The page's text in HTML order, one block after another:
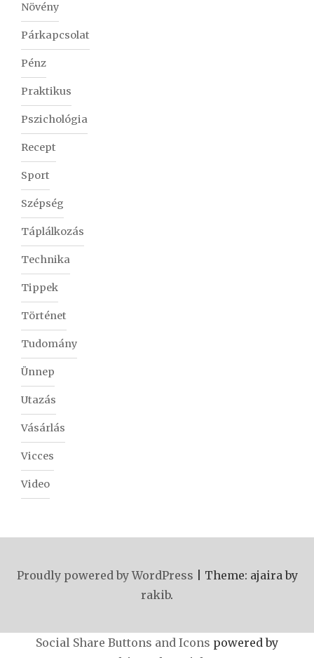
Növény
Párkapcsolat
Pénz
Praktikus
Pszichológia
Recept
Sport
Szépség
Táplálkozás
Technika
Tippek
Történet
Tudomány
Ünnep
Utazás
Vásárlás
Vicces
Video
Proudly powered by WordPress
Theme: ajaira by
rakib.
Social Share Buttons and Icons powered by